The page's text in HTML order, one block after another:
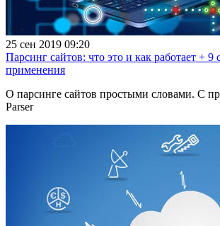
25 сен 2019 09:20
Парсинг сайтов: что это и как работает + 9
применения
О парсинге сайтов простыми словами. С
Parser